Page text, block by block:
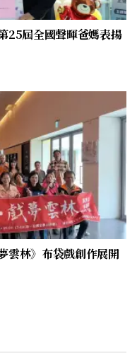
25屆全國聲暉爸媽表揚
林》布袋戲創作展開